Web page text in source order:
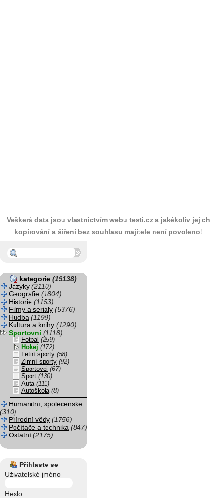
Veškerá data jsou vlastnictvím webu testi.cz a jakékoliv jejich
kopírování a šíření bez souhlasu majitele není povoleno!
kategorie (19138)
Jazyky (2110)
Geografie (1804)
Historie (1153)
Filmy a seriály (5376)
Hudba (1199)
Kultura a knihy (1290)
Sportovní (1118)
Fotbal (259)
Hokej (172)
Letní sporty (58)
Zimní sporty (92)
Sportovci (67)
Sport (130)
Auta (111)
Autoškola (8)
Humanitní, společenské
(310)
Přírodní vědy (1756)
Počítače a technika (847)
Ostatní (2175)
Přihlaste se
Uživatelské jméno
Heslo